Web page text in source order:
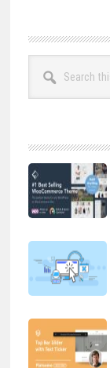
this
website